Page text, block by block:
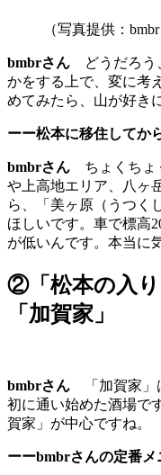
（写真提供：bmbr
bmbrさん どうだろう
かをする上で、変に考
めてみたら、山が好き
ーー松本に移住してか
bmbrさん ちょくちょ
や上高地エリア、八ヶ
ら、「美ヶ原（うつく
ほしいです。車で標高
が低いんです。本当に
②「松本の入
「加賀家」
bmbrさん 「加賀家」
初に通い始めた酒場で
賀家」が中心ですね。
ーーbmbrさんの定番メ